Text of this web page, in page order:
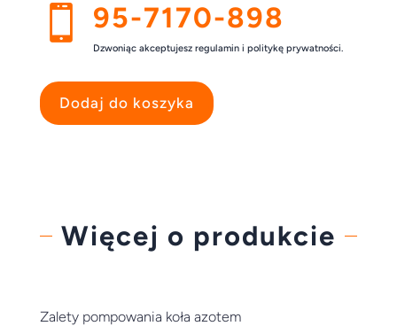
 95-7170-898
Dzwoniąc akceptujesz regulamin i politykę prywatności.
Dodaj do koszyka
Więcej o produkcie
Zalety pompowania koła azotem